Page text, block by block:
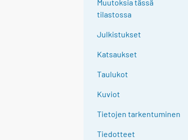
Muutoksia tässä
tilastossa
Julkistukset
Katsaukset
Taulukot
Kuviot
Tietojen tarkentuminen
Tiedotteet